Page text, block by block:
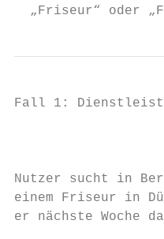
„Friseur“ oder
Fall 1:
Nutzer sucht in
einem Friseur in
er nächste Woche